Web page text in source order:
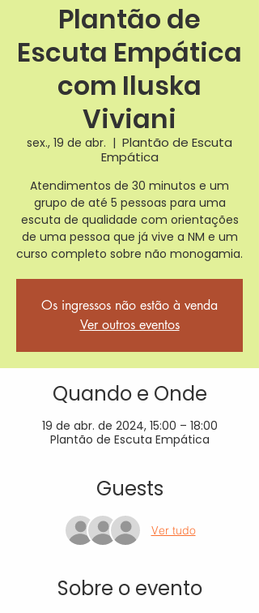
Plantão de
Escuta Empática
com Iluska
Viviani
sex., 19 de abr.
  |
Plantão de Escuta
Empática
Atendimentos de 30 minutos e um
grupo de até 5 pessoas para uma
escuta de qualidade com orientações
de uma pessoa que já vive a NM e um
curso completo sobre não monogamia.
Os ingressos não estão à venda
Ver outros eventos
Quando e Onde
19 de abr. de 2024, 15:00 – 18:00
Plantão de Escuta Empática
Guests
Ver tudo
Sobre o evento